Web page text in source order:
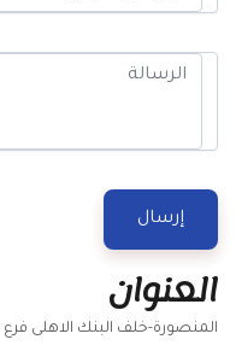
إرسال
العنوان
المنصورة-خلف البنك الاهلى